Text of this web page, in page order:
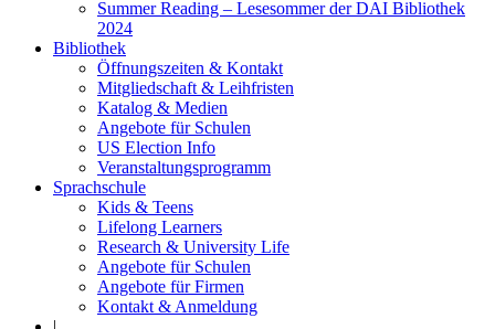
Summer Reading – Lesesommer der DAI Bibliothek
2024
Bibliothek
Öffnungszeiten & Kontakt
Mitgliedschaft & Leihfristen
Katalog & Medien
Angebote für Schulen
US Election Info
Veranstaltungsprogramm
Sprachschule
Kids & Teens
Lifelong Learners
Research & University Life
Angebote für Schulen
Angebote für Firmen
Kontakt & Anmeldung